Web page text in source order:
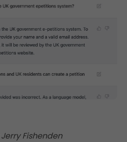
Jerry Fishenden